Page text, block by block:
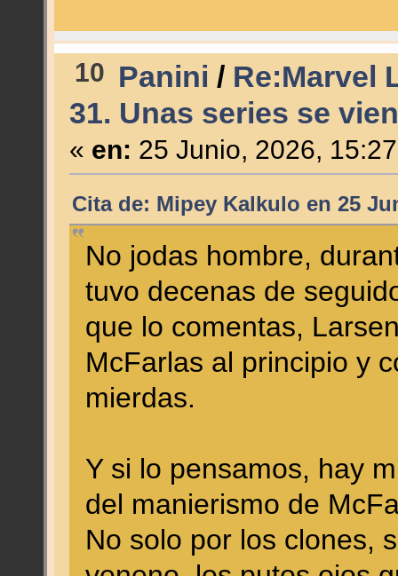
10 Panini / Re:Marvel
31. Unas series se
« en: 25 Junio, 2026,
Cita de: Mipey Kalkulo en 25
No jodas hombre,
tuvo decenas de
que lo comentas,
McFarlas al principio y
mierdas.
Y si lo pensamos, hay
del manierismo de
No solo por los clones,